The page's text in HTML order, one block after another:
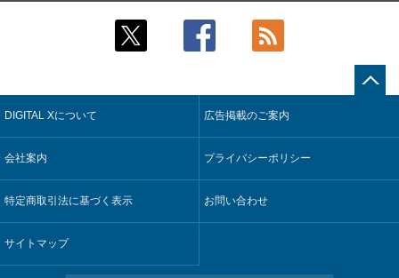
近大病院と中外製薬、治験参加者組み入れに電子カルテとAI
技術を使う抽出方法の研究開始
4
【COMPUTEX 2026：Arm編】チップ自社製造で鍵を握る台
5
製造業の現場の暗黙知を組織横断で活用するためのナレッジ
管理基盤、LIGHTzが提供
鹿島建設、鋼管柱へのコンクリート充填時の異常を検出する
AIを遠隔監視システムに実装
4
製造業の現場の暗黙知を組織横断で活用するためのナレッジ
5
Umios、消費者起点の販売計画策定に向けたAIシステムを本格
稼働
DIGITAL Xについて 広告掲載のご案内
会社案内 プライバシーポリシー
特定商取引法に基づく表示 お問い合わせ
サイトマップ